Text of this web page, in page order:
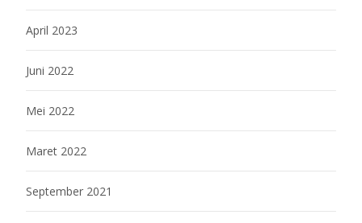
April 2023
Juni 2022
Mei 2022
Maret 2022
September 2021